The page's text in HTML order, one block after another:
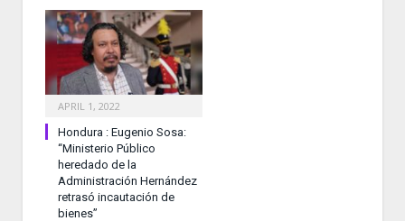
APRIL 1, 2022
Hondura : Eugenio Sosa:
“Ministerio Público
heredado de la
Administración Hernández
retrasó incautación de
bienes”